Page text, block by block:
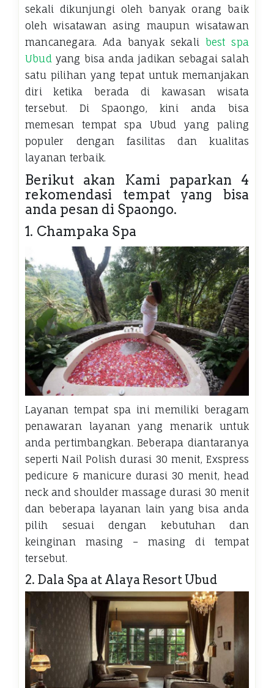
sekali dikunjungi oleh banyak orang baik
oleh wisatawan asing maupun wisatawan
mancanegara. Ada banyak sekali best spa
Ubudyang bisa anda jadikan sebagai salah
satu pilihan yang tepat untuk memanjakan
diri ketika berada di kawasan wisata
tersebut. Di Spaongo, kini anda bisa
memesan tempat spa Ubud yang paling
populer dengan fasilitas dan kualitas
layanan terbaik.
Berikut akan Kami paparkan 4
rekomendasi tempat yang bisa
anda pesan di Spaongo.
1. Champaka Spa
Layanan tempat spa ini memiliki beragam
penawaran layanan yang menarik untuk
anda pertimbangkan. Beberapa diantaranya
seperti Nail Polish durasi 30 menit, Exspress
pedicure & manicure durasi 30 menit, head
neck and shoulder massage durasi 30 menit
dan beberapa layanan lain yang bisa anda
pilih sesuai dengan kebutuhan dan
keinginan masing – masing di tempat
tersebut.
2. Dala Spa at Alaya Resort Ubud